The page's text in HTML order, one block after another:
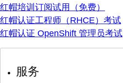
红帽培训订阅试用（免费）
红帽认证工程师（RHCE）考试
红帽认证 OpenShift 管理员考试
服务